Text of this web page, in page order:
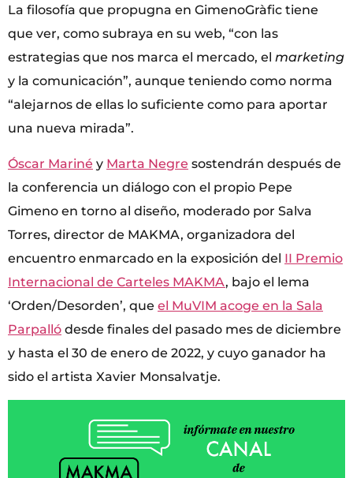
La filosofía que propugna en GimenoGràfic tiene
que ver, como subraya en su web, “con las
estrategias que nos marca el mercado, el marketing
y la comunicación”, aunque teniendo como norma
“alejarnos de ellas lo suficiente como para aportar
una nueva mirada”.
Óscar Mariné y Marta Negre sostendrán después de
la conferencia un diálogo con el propio Pepe
Gimeno en torno al diseño, moderado por Salva
Torres, director de MAKMA, organizadora del
encuentro enmarcado en la exposición del II Premio
Internacional de Carteles MAKMA, bajo el lema
‘Orden/Desorden’, que el MuVIM acoge en la Sala
Parpalló desde finales del pasado mes de diciembre
y hasta el 30 de enero de 2022, y cuyo ganador ha
sido el artista Xavier Monsalvatje.